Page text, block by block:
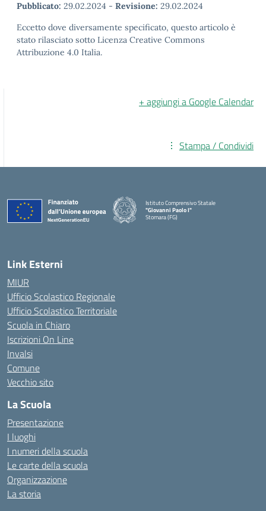
Pubblicato: 29.02.2024 - Revisione: 29.02.2024
Eccetto dove diversamente specificato, questo articolo è
stato rilasciato sotto Licenza Creative Commons
Attribuzione 4.0 Italia.
+ aggiungi a Google Calendar
Stampa / Condividi
Istituto Comprensivo Statale
"Giovanni Paolo I"
Stornara (FG)
Link Esterni
MIUR
Ufficio Scolastico Regionale
Ufficio Scolastico Territoriale
Scuola in Chiaro
Iscrizioni On Line
Invalsi
Comune
Vecchio sito
La Scuola
Presentazione
I luoghi
I numeri della scuola
Le carte della scuola
Organizzazione
La storia